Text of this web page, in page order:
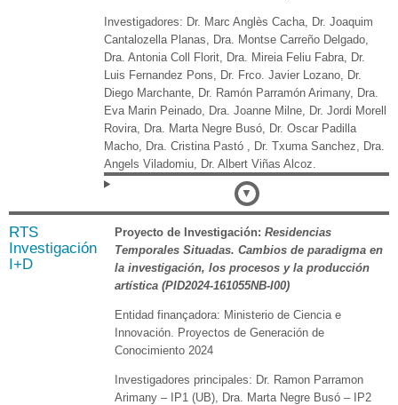
Investigadores: Dr. Marc Anglès Cacha, Dr. Joaquim
Cantalozella Planas, Dra. Montse Carreño Delgado,
Dra. Antonia Coll Florit, Dra. Mireia Feliu Fabra, Dr.
Luis Fernandez Pons, Dr. Frco. Javier Lozano, Dr.
Diego Marchante, Dr. Ramón Parramón Arimany, Dra.
Eva Marin Peinado, Dra. Joanne Milne, Dr. Jordi Morell
Rovira, Dra. Marta Negre Busó, Dr. Oscar Padilla
Macho, Dra. Cristina Pastó , Dr. Txuma Sanchez, Dra.
Angels Viladomiu, Dr. Albert Viñas Alcoz.
RTS
Investigación
I+D
Proyecto de Investigación: Residencias
Temporales Situadas. Cambios de paradigma en
la investigación, los procesos y la producción
artística (PID2024-161055NB-I00)
Entidad finançadora: Ministerio de Ciencia e
Innovación. Proyectos de Generación de
Conocimiento 2024
Investigadores principales: Dr. Ramon Parramon
Arimany – IP1 (UB), Dra. Marta Negre Busó – IP2